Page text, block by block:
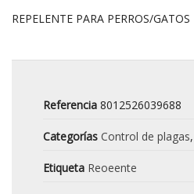
REPELENTE PARA PERROS/GATOS
Referencia 8012526039688
Categorías Control de plagas,
Etiqueta Reoeente